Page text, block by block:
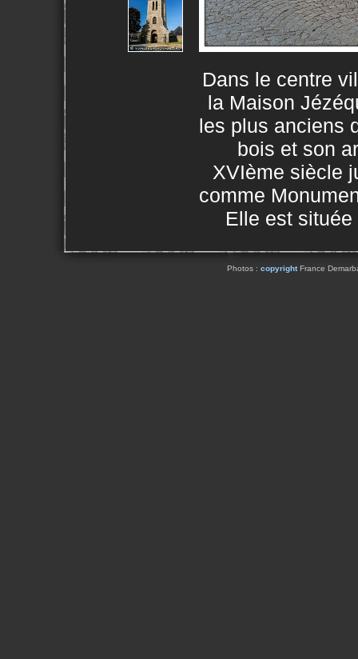
Dans le centre
la Maison
les plus anciens
bois et son
XVIème siècle
comme
Elle est
Photos : copyrightFrance